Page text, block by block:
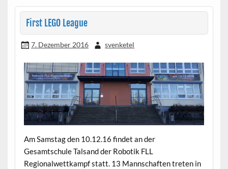
First LEGO League
7. Dezember 2016 svenketel
Am Samstag den 10.12.16 findet an der
Gesamtschule Talsand der Robotik FLL
Regionalwettkampf statt. 13 Mannschaften treten in